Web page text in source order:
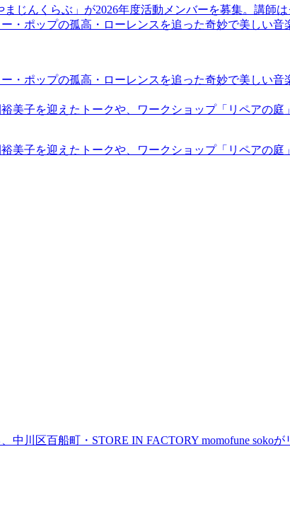
じんくらぶ」が2026年度活動メンバーを募集。講師
・ポップの孤高・ローレンスを追った奇妙で美しい
・ポップの孤高・ローレンスを追った奇妙で美しい
美子を迎えたトークや、ワークショップ「リペアの庭
美子を迎えたトークや、ワークショップ「リペアの庭
川区百船町・STORE IN FACTORY momofune soko